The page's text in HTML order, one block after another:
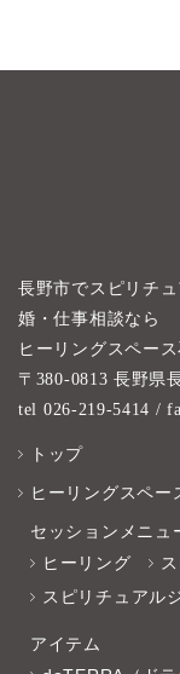
長野市でスピリチ
婚・仕事相談なら
ヒーリングスペー
〒380-0813 長野県
tel 026-219-5414 /
トップ
ヒーリングスペー
セッションメニュ
ヒーリング
スピリチュアル
アイテム